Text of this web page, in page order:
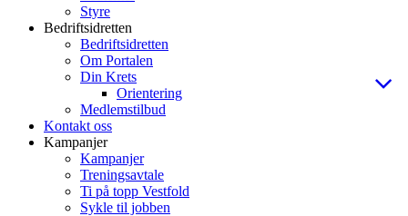
Styre
Bedriftsidretten
Bedriftsidretten
Om Portalen
Din Krets
Orientering
Medlemstilbud
Kontakt oss
Kampanjer
Kampanjer
Treningsavtale
Ti på topp Vestfold
Sykle til jobben